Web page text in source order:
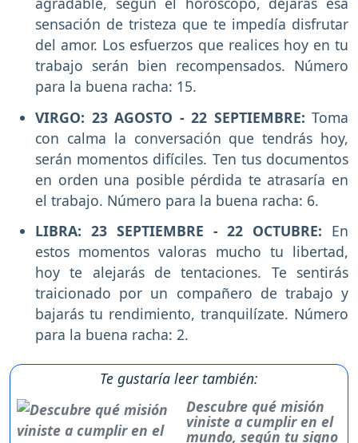
sensación de tristeza que te impedía disfrutar
del amor. Los esfuerzos que realices hoy en tu
trabajo serán bien recompensados. Número
para la buena racha: 15.
VIRGO: 23 AGOSTO - 22 SEPTIEMBRE: Toma
con calma la conversación que tendrás hoy,
serán momentos difíciles. Ten tus documentos
en orden una posible pérdida te atrasaría en
el trabajo. Número para la buena racha: 6.
LIBRA: 23 SEPTIEMBRE - 22 OCTUBRE: En
estos momentos valoras mucho tu libertad,
hoy te alejarás de tentaciones. Te sentirás
traicionado por un compañero de trabajo y
bajarás tu rendimiento, tranquilízate. Número
para la buena racha: 2.
Te gustaría leer también:
Descubre qué misión
viniste a cumplir en el
mundo, según tu signo